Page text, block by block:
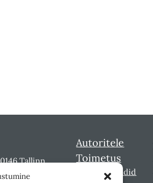
Tallinn
Autoritele
Toimetus
Sirbi laureaadid